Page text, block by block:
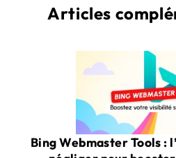
Articles
Bing Webmaster Tools :